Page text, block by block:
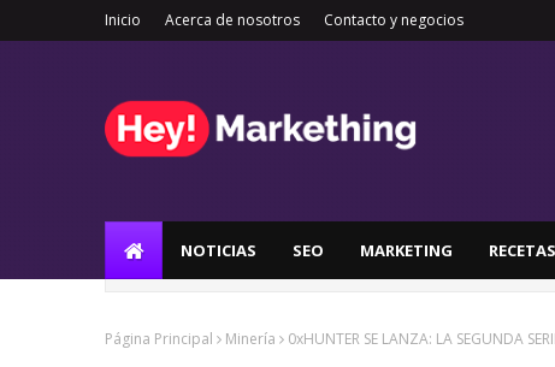
Inicio Acerca de nosotros Contacto y negocios
NOTICIAS SEO MARKETING RECETAS
Página Principal Minería 0xHUNTER SE LANZA: LA SEGUNDA